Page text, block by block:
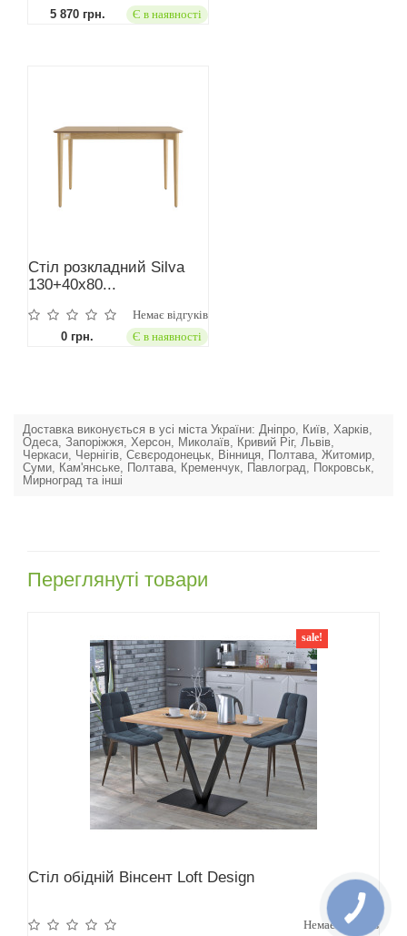
5 870 грн.
Є в наявності
Стіл розкладний Silva
130+40х80...
Немає відгуків
0 грн.
Є в наявності
Доставка виконується в усі міста України: Дніпро, Київ, Харків,
Одеса, Запоріжжя, Херсон, Миколаїв, Кривий Ріг, Львів,
Черкаси, Чернігів, Сєвєродонецьк, Вінниця, Полтава, Житомир,
Суми, Кам'янське, Полтава, Кременчук, Павлоград, Покровськ,
Мирноград та інші
Переглянуті товари
sale!
Стіл обідній Вінсент Loft Design
Немає відгуків